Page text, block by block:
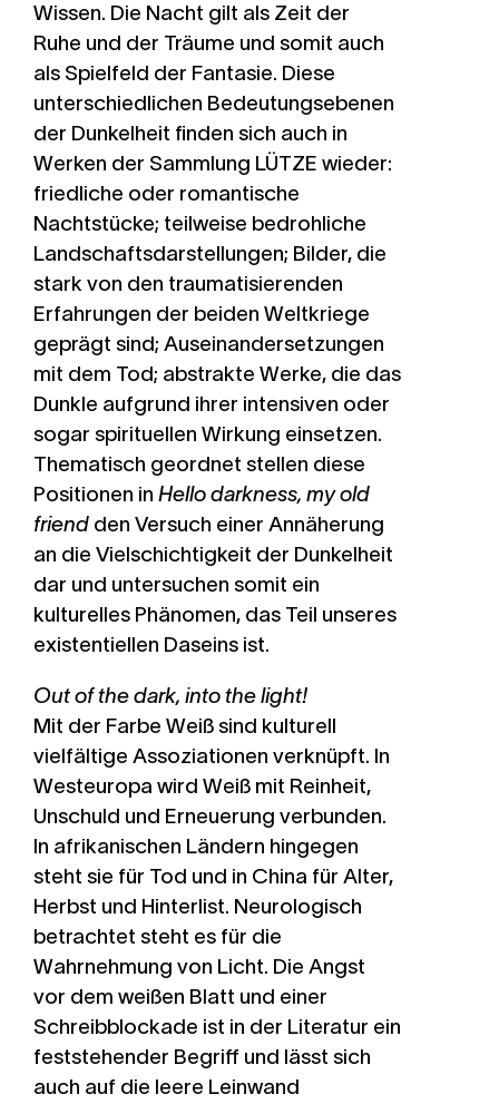
Wissen. Die Nacht gilt als Zeit der
Ruhe und der Träume und somit auch
als Spielfeld der Fantasie. Diese
unterschiedlichen Bedeutungsebenen
der Dunkelheit finden sich auch in
Werken der Sammlung LÜTZE wieder:
friedliche oder romantische
Nachtstücke; teilweise bedrohliche
Landschaftsdarstellungen; Bilder, die
stark von den traumatisierenden
Erfahrungen der beiden Weltkriege
geprägt sind; Auseinandersetzungen
mit dem Tod; abstrakte Werke, die das
Dunkle aufgrund ihrer intensiven oder
sogar spirituellen Wirkung einsetzen.
Thematisch geordnet stellen diese
Positionen in Hello darkness, my old
friend den Versuch einer Annäherung
an die Vielschichtigkeit der Dunkelheit
dar und untersuchen somit ein
kulturelles Phänomen, das Teil unseres
existentiellen Daseins ist.
Out of the dark, into the light!
Mit der Farbe Weiß sind kulturell
vielfältige Assoziationen verknüpft. In
Westeuropa wird Weiß mit Reinheit,
Unschuld und Erneuerung verbunden.
In afrikanischen Ländern hingegen
steht sie für Tod und in China für Alter,
Herbst und Hinterlist. Neurologisch
betrachtet steht es für die
Wahrnehmung von Licht. Die Angst
vor dem weißen Blatt und einer
Schreibblockade ist in der Literatur ein
feststehender Begriff und lässt sich
auch auf die leere Leinwand